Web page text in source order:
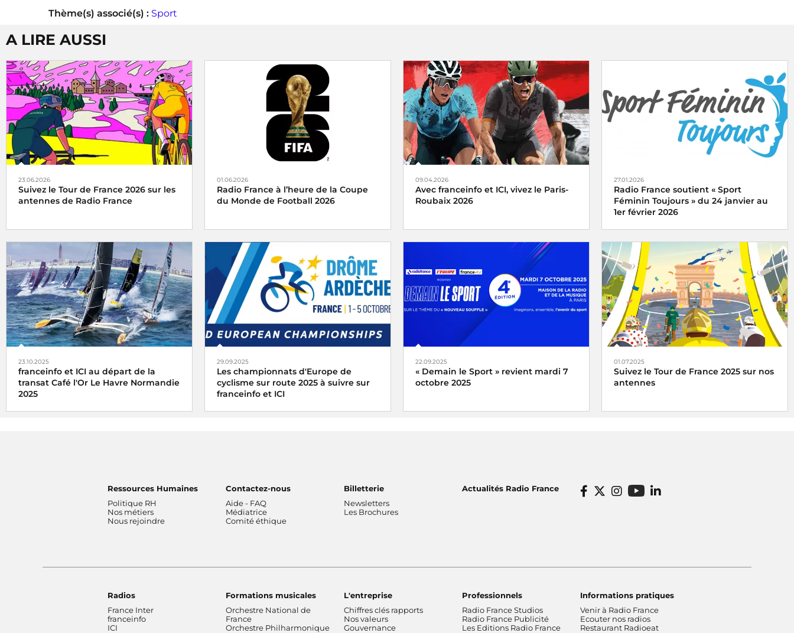
Thème(s) associé(s) : Sport
A LIRE AUSSI
23.06.2026
Suivez le Tour de France 2026 sur les
antennes de Radio France
Radio France, média officiel du Tour de
France 2026
01.06.2026
Radio France à l’heure de la Coupe
du Monde de Football 2026
Radio France mobilise ses antennes à
l’occasion de la Coupe du Monde de
Football 2026, qui se tiendra du 11 juin
2026 au 19 juillet aux États-Unis, au
Canada et au Mexique.
09.04.2026
Avec franceinfo et ICI, vivez le Paris-
Roubaix 2026
Avec franceinfo et ici, vivez le Paris-
Roubaix femmes et hommes en direct le
dimanche 12 avril 2026
27.01.2026
Radio France soutient « Sport
Féminin Toujours » du 24 janvier au
1er février 2026
« Sport Féminin Toujours » du samedi 24
janvier au dimanche 1er février 2026, une
opération organisée par l'ARCOM
23.10.2025
franceinfo et ICI au départ de la
transat Café l'Or Le Havre Normandie
2025
29.09.2025
Les championnats d'Europe de
cyclisme sur route 2025 à suivre sur
franceinfo et ICI
22.09.2025
« Demain le Sport » revient mardi 7
octobre 2025
01.07.2025
Suivez le Tour de France 2025 sur nos
antennes
Ressources Humaines
Politique RH
Nos métiers
Nous rejoindre
Contactez-nous
Aide - FAQ
Médiatrice
Comité éthique
Billetterie
Newsletters
Les Brochures
Actualités Radio France
Radios
France Inter
franceinfo
ICI
Formations musicales
Orchestre National de
France
Orchestre Philharmonique
L'entreprise
Chiffres clés rapports
Nos valeurs
Gouvernance
Professionnels
Radio France Studios
Radio France Publicité
Les Editions Radio France
Informations pratiques
Venir à Radio France
Ecouter nos radios
Restaurant Radioeat